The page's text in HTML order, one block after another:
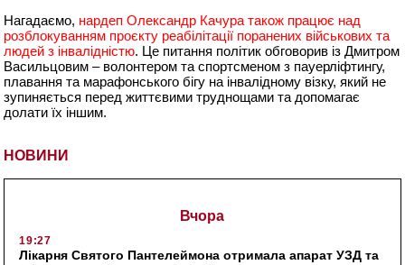
НОВИНИ
Вчора
19:27
Лікарня Святого Пантелеймона отримала апарат УЗД та
Нагадаємо, нардеп Олександр Качура також працює над
розблокуванням проєкту реабілітації поранених військових та
людей з інвалідністю. Це питання політик обговорив із Дмитром
Васильцовим – волонтером та спортсменом з пауерліфтингу,
плавання та марафонського бігу на інвалідному візку, який не
зупиняється перед життєвими труднощами та допомагає
долати їх іншим.